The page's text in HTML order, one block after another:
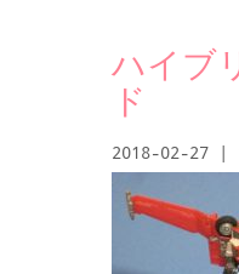
ハイブ
ド
2018-02-27